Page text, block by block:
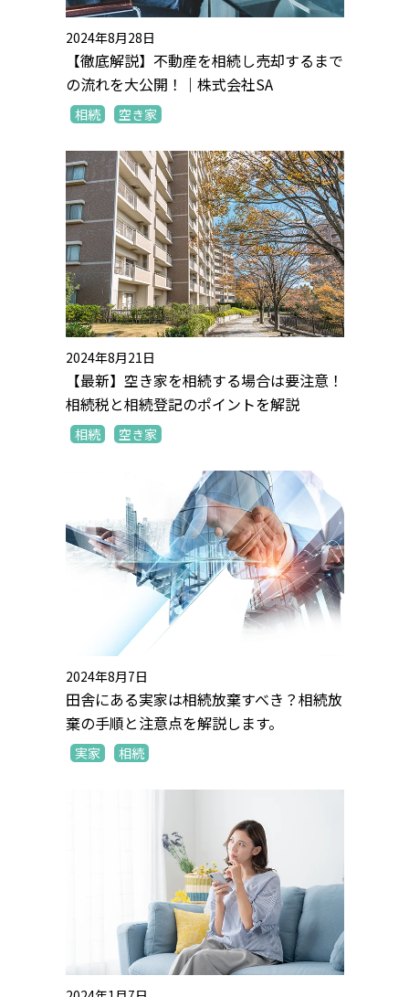
2024年8月28日
【徹底解説】不動産を相続し売却するまで
の流れを大公開！｜株式会社SA
相続 空き家
2024年8月21日
【最新】空き家を相続する場合は要注意！
相続税と相続登記のポイントを解説
相続 空き家
2024年8月7日
田舎にある実家は相続放棄すべき？相続放
棄の手順と注意点を解説します。
実家 相続